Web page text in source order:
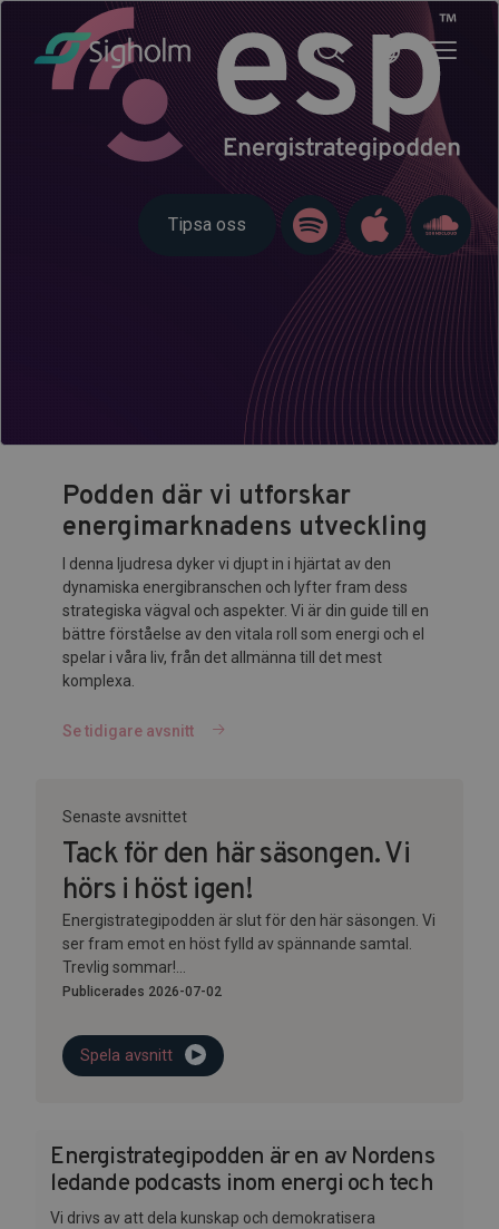
Tipsa oss
Podden där vi utforskar
energimarknadens utveckling
I denna ljudresa dyker vi djupt in i hjärtat av den
dynamiska energibranschen och lyfter fram dess
strategiska vägval och aspekter. Vi är din guide till en
bättre förståelse av den vitala roll som energi och el
spelar i våra liv, från det allmänna till det mest
komplexa.
Se tidigare avsnitt
Senaste avsnittet
Tack för den här säsongen. Vi
hörs i höst igen!
Energistrategipodden är slut för den här säsongen. Vi
ser fram emot en höst fylld av spännande samtal.
Trevlig sommar!...
Publicerades 2026-07-02
Spela avsnitt
Energistrategipodden är en av Nordens
ledande podcasts inom energi och tech
Vi drivs av att dela kunskap och demokratisera